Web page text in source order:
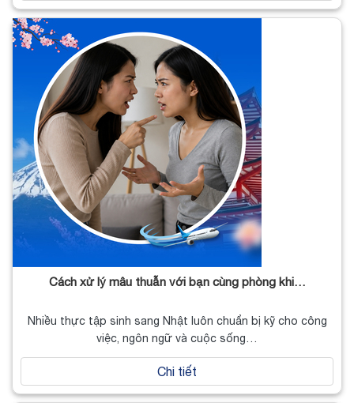
Cách xử lý mâu thuẫn với bạn cùng phòng khi…
Nhiều thực tập sinh sang Nhật luôn chuẩn bị kỹ cho công
việc, ngôn ngữ và cuộc sống…
Chi tiết